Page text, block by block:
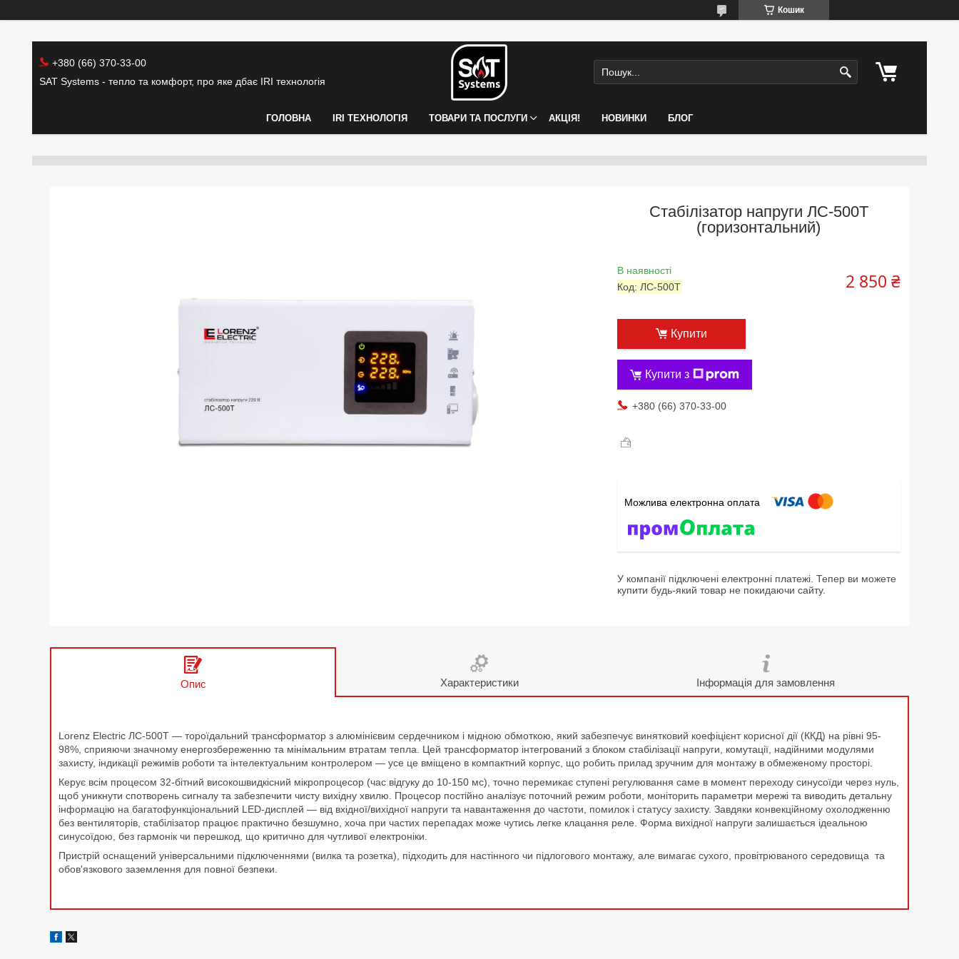
Кошик
+380 (66) 370-33-00
SAT Systems - тепло та комфорт, про яке дбає IRI технологія
ГОЛОВНА IRI ТЕХНОЛОГІЯ ТОВАРИ ТА ПОСЛУГИ АКЦІЯ! НОВИНКИ БЛОГ
Стабілізатор напруги ЛС-500Т
(горизонтальний)
В наявності
Код: ЛС-500Т 2 850 ₴
Купити
Купити з
+380 (66) 370-33-00
У компанії підключені електронні платежі. Тепер ви можете
купити будь-який товар не покидаючи сайту.
Опис Характеристики Інформація для замовлення
Lorenz Electric ЛС-500Т — тороїдальний трансформатор з алюмінієвим сердечником і мідною обмоткою, який забезпечує винятковий коефіцієнт корисної дії (ККД) на рівні 95-
98%, сприяючи значному енергозбереженню та мінімальним втратам тепла. Цей трансформатор інтегрований з блоком стабілізації напруги, комутації, надійними модулями
захисту, індикації режимів роботи та інтелектуальним контролером — усе це вміщено в компактний корпус, що робить прилад зручним для монтажу в обмеженому просторі.
Керує всім процесом 32-бітний високошвидкісний мікропроцесор (час відгуку до 10-150 мс), точно перемикає ступені регулювання саме в момент переходу синусоїди через нуль,
щоб уникнути спотворень сигналу та забезпечити чисту вихідну хвилю. Процесор постійно аналізує поточний режим роботи, моніторить параметри мережі та виводить детальну
інформацію на багатофункціональний LED-дисплей — від вхідної/вихідної напруги та навантаження до частоти, помилок і статусу захисту. Завдяки конвекційному охолодженню
без вентиляторів, стабілізатор працює практично безшумно, хоча при частих перепадах може чутись легке клацання реле. Форма вихідної напруги залишається ідеальною
синусоїдою, без гармонік чи перешкод, що критично для чутливої електроніки.
Пристрій оснащений універсальними підключеннями (вилка та розетка), підходить для настінного чи підлогового монтажу, але вимагає сухого, провітрюваного середовища та
обов'язкового заземлення для повної безпеки.